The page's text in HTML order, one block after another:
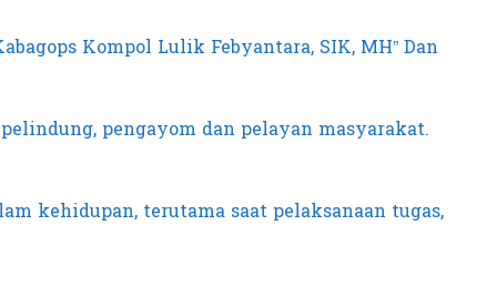
Kompol Lulik Febyantara, SIK, MH” Dan
pengayom dan pelayan masyarakat.
kehidupan, terutama saat pelaksanaan tugas,